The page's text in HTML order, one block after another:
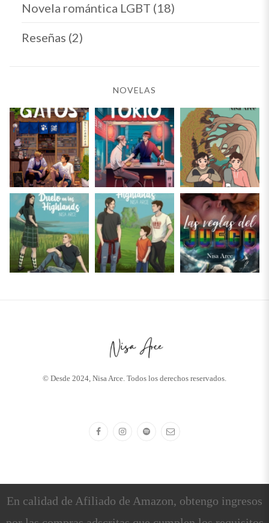
Novela romántica LGBT (18)
Reseñas (2)
NOVELAS
© Desde 2024, Nisa Arce. Todos los derechos reservados.
En calidad de Afiliado de Amazon, obtengo ingresos